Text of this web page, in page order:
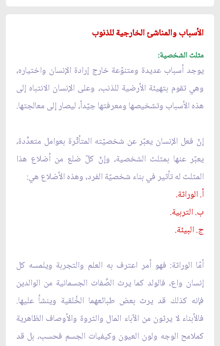
الأسباب والمناشئ الخارجية للذنوب
مثلث الشخصية:
يوجد أسباب عديدة ومتنوّعة خارج إرادة الإنسان واختياره،
وهي تقوم بتهيئة الأرضية للذنب، وعلى الإنسان الانتباه إلى
هذه الأسباب وتشخيصها ومعرفتها جيّداً، ليصار إلى معالجتها.
إنّ فعل الإنسان يعبّر عن شخصيّته المتأثّرة بعوامل متعدِّدة،
يعبّر عنها بمثلث الشخصية، وإنّ كلّ ضلع من أضلاع هذا
المثلث له تأثير في بناء شخصيّة الفرد، وهذه الأضلاع هي:
أ. الوراثة.
ب. التربية.
ج. البيئة.
أمّا الوراثة: فهو أمر اعترف به العلم والتجربة ويلمسه كل
إنسان واع، فالولد كما يرث الصِّفات الجسمانية من الوالدين
فإنه كذلك قد يرث بعض طبائعهما الخُلقية وينشأ عليها.
فالأبناء لا يرثون من الآباء المال والثروة والأوصاف الظاهرية
كملامح الوجه ولون العيون وكيفيات الجسم فحسب، بل قد